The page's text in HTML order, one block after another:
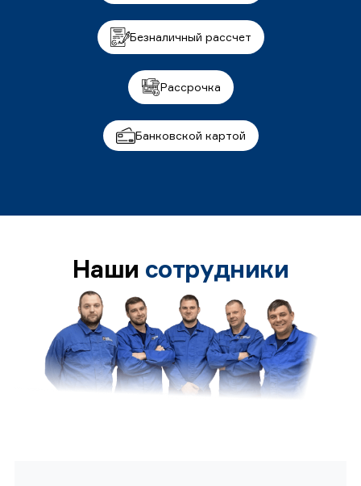
Безналичный рассчет
Рассрочка
Банковской картой
Наши сотрудники